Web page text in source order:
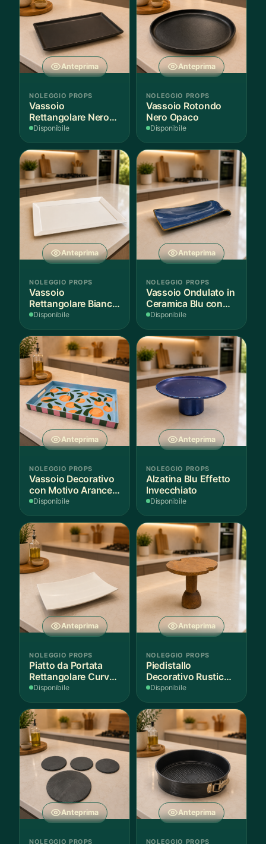
Anteprima
NOLEGGIO PROPS
Vassoio
Rettangolare Nero
Opaco
Disponibile
Anteprima
NOLEGGIO PROPS
Vassoio Rotondo
Nero Opaco
Disponibile
Anteprima
NOLEGGIO PROPS
Vassoio
Rettangolare Bianco
per Scenografie
Disponibile
Anteprima
NOLEGGIO PROPS
Vassoio Ondulato in
Ceramica Blu con
Bordo Dorato
Disponibile
Anteprima
NOLEGGIO PROPS
Vassoio Decorativo
con Motivo Arance e
Foglie
Disponibile
Anteprima
NOLEGGIO PROPS
Alzatina Blu Effetto
Invecchiato
Disponibile
Anteprima
NOLEGGIO PROPS
Piatto da Portata
Rettangolare Curvo
Bianco
Disponibile
Anteprima
NOLEGGIO PROPS
Piedistallo
Decorativo Rustico
in Legno
Disponibile
Anteprima
NOLEGGIO PROPS
Anteprima
NOLEGGIO PROPS